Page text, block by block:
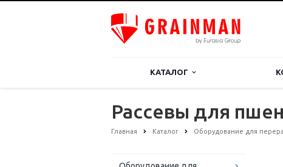
КАТАЛОГ
Рассевы для
Главная Каталог Оборудование для